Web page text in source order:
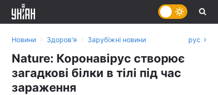
Новини › Здоров'я › Зарубіжні новини рус
Nature: Коронавірус створює
загадкові білки в тілі під час
зараження